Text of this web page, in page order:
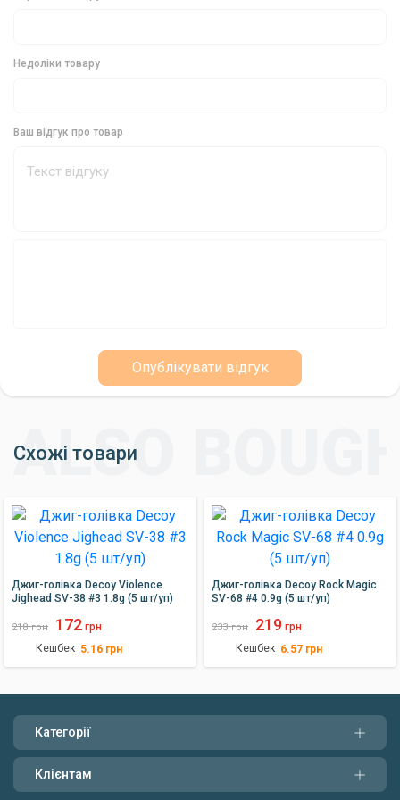
Країна виробник
Недоліки товару
Ваш відгук про товар
Опублікувати відгук
Схожі товари
Джиг-голівка Decoy Violence
Jighead SV-38 #3 1.8g (5 шт/уп)
218 грн 172 грн
Кешбек 5.16 грн
Джиг-голівка Decoy Rock Magic
SV-68 #4 0.9g (5 шт/уп)
233 грн 219 грн
Кешбек 6.57 грн
Категорії
Клієнтам